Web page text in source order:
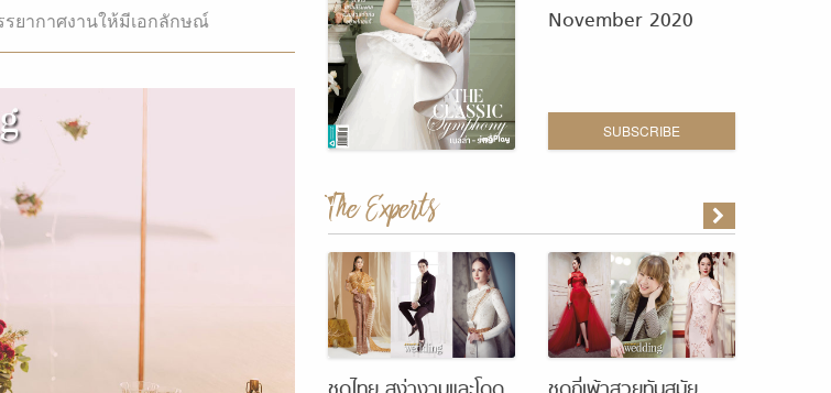
ยากาศงานให้มีเอกลักษณ์ November 2020
SUBSCRIBE
The Experts